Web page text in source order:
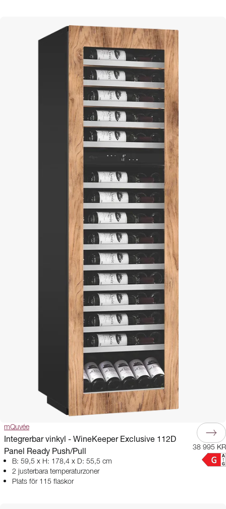
mQuvée
Integrerbar vinkyl - WineKeeper Exclusive 112D
Panel Ready Push/Pull
B: 59,5 x H: 178,4 x D: 55,5 cm
2 justerbara temperaturzoner
Plats för 115 flaskor
38 995 KR